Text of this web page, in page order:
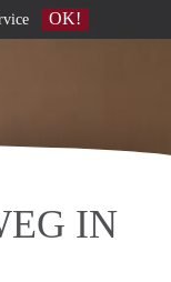
IN
OK!